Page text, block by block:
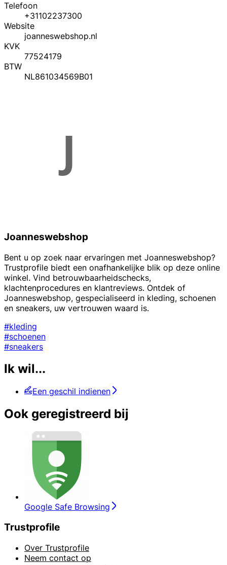
Telefoon
+31102237300
Website
joanneswebshop.nl
KVK
77524179
BTW
NL861034569B01
Joanneswebshop
Bent u op zoek naar ervaringen met Joanneswebshop?
Trustprofile biedt een onafhankelijke blik op deze online
winkel. Vind betrouwbaarheidschecks,
klachtenprocedures en klantreviews. Ontdek of
Joanneswebshop, gespecialiseerd in kleding, schoenen
en sneakers, uw vertrouwen waard is.
#kleding
#schoenen
#sneakers
Ik wil...
Een geschil indienen
Ook geregistreerd bij
Google Safe Browsing
Trustprofile
Over Trustprofile
Neem contact op